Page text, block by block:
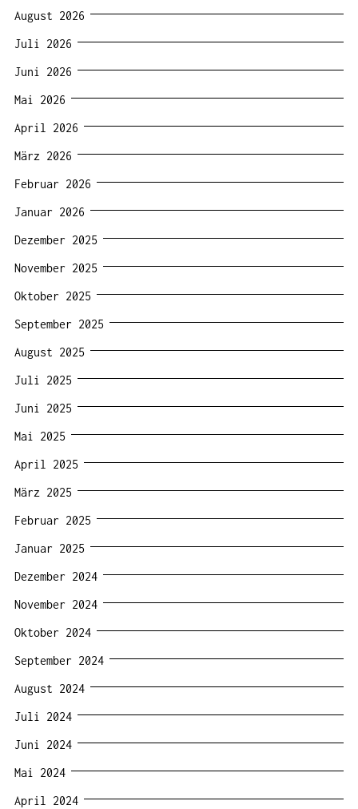
August 2026
Juli 2026
Juni 2026
Mai 2026
April 2026
März 2026
Februar 2026
Januar 2026
Dezember 2025
November 2025
Oktober 2025
September 2025
August 2025
Juli 2025
Juni 2025
Mai 2025
April 2025
März 2025
Februar 2025
Januar 2025
Dezember 2024
November 2024
Oktober 2024
September 2024
August 2024
Juli 2024
Juni 2024
Mai 2024
April 2024